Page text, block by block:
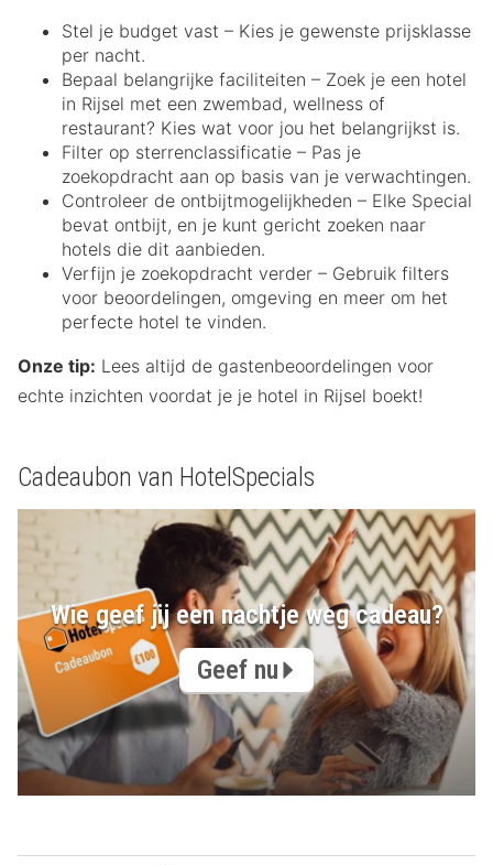
Stel je budget vast – Kies je gewenste prijsklasse
per nacht.
Bepaal belangrijke faciliteiten – Zoek je een hotel
in Rijsel met een zwembad, wellness of
restaurant? Kies wat voor jou het belangrijkst is.
Filter op sterrenclassificatie – Pas je
zoekopdracht aan op basis van je verwachtingen.
Controleer de ontbijtmogelijkheden – Elke Special
bevat ontbijt, en je kunt gericht zoeken naar
hotels die dit aanbieden.
Verfijn je zoekopdracht verder – Gebruik filters
voor beoordelingen, omgeving en meer om het
perfecte hotel te vinden.
Onze tip: Lees altijd de gastenbeoordelingen voor
echte inzichten voordat je je hotel in Rijsel boekt!
Cadeaubon van HotelSpecials
Wie geef jij een nachtje weg cadeau?
Geef nu